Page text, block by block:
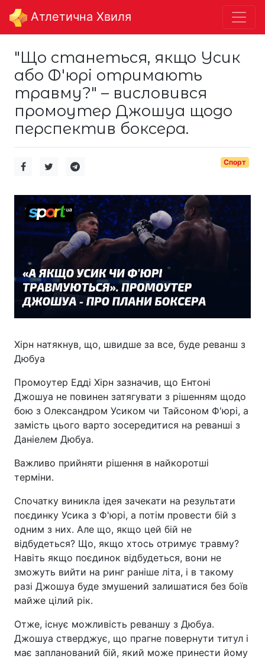
Aтлетична Хвиля
"Що станеться, якщо Усик
або Ф'юрі отримають
травму?" – висловився
промоутер Джошуа щодо
перспектив боксера.
Спорт
Хірн натякнув, що, швидше за все, буде реванш з
Дюбуа
Промоутер Едді Хірн зазначив, що Ентоні
Джошуа не повинен затягувати з рішенням щодо
бою з Олександром Усиком чи Тайсоном Ф'юрі, а
замість цього варто зосередитися на реванші з
Даніелем Дюбуа.
Важливо прийняти рішення в найкоротші
терміни.
Спочатку виникла ідея зачекати на результати
поєдинку Усика з Ф'юрі, а потім провести бій з
одним з них. Але що, якщо цей бій не
відбудеться? Що, якщо хтось отримує травму?
Навіть якщо поєдинок відбудеться, вони не
зможуть вийти на ринг раніше літа, і в такому
разі Джошуа буде змушений залишатися без боїв
майже цілий рік.
Отже, існує можливість реваншу з Дюбуа.
Джошуа стверджує, що прагне повернути титул і
має запланований бій, який може принести йому